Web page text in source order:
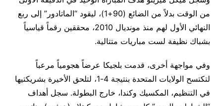
من الوقت بدلاً من الضائع (90+1)، ليقود “الماتادور” إلى ربع
النهائي الأول لهم منذ مونديال 2010، محققين رقماً قياسياً
بشباك نظيفة لست مباريات متتالية.
وفي مواجهة أخرى، قدمت بلجيكا عرضاً هجومياً مرعباً
لتكتسح الولايات المتحدة بنتيجة 4-1، لتلحق الأخيرة بشريكتيها
في التنظيم، المكسيك وكندا، خارج البطولة. سجل أهداف